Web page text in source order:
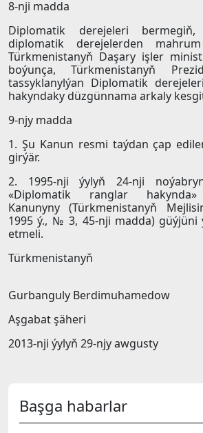
8-nji madda
Diplomatik derejeleri
diplomatik derejelerden
Türkmenistanyň Daşary işler
boýunça, Türkmenistanyň
tassyklanylýan Diplomatik
hakyndaky düzgünnama arkaly
9-njy madda
1. Şu Kanun resmi taýdan çap
girýär.
2. 1995-nji ýylyň 24-nji
«Diplomatik ranglar hakynda»
Kanunyny (Türkmenistanyň
1995 ý., № 3, 45-nji madda) güýjüni
etmeli.
Türkmenistanyň
Gurbanguly Berdimuhamedow
Aşgabat şäheri
2013-nji ýylyň 29-njy awgusty
Başga habarlar